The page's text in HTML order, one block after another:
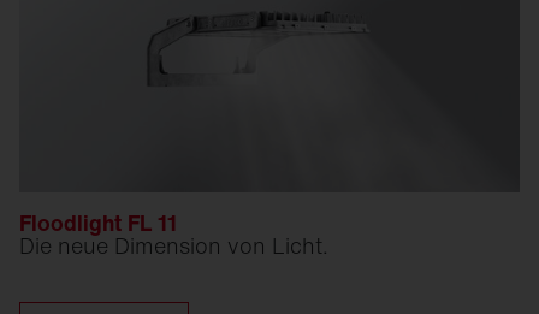
Floodlight FL 11
Die neue Dimension von Licht.